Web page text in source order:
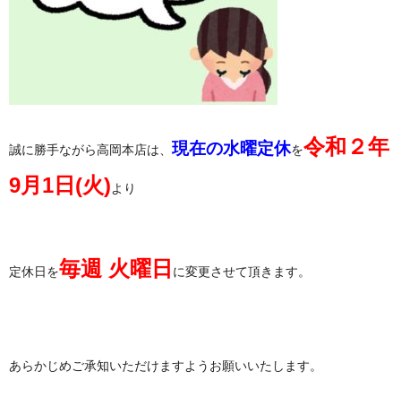
誠に勝手ながら高岡本店は、 現在の水曜定休を令和２年
9月1日(火)より
定休日を毎週 火曜日 に変更させて頂きます。
あらかじめご承知いただけますようお願いいたします。